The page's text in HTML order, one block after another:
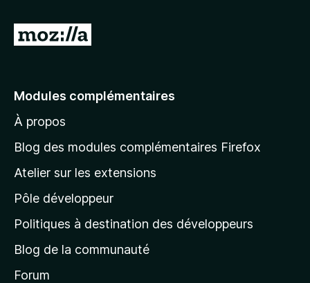
A
e
à
l
p
a
g
d
Modules complémentaires
À propos
Blog des modules complémentaires Firefox
Atelier sur les extensions
Pôle développeur
Politiques à destination des développeurs
Blog de la communauté
Forum